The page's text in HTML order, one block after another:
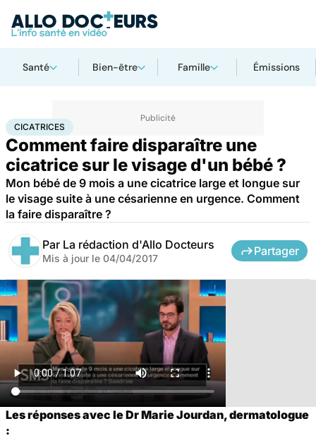
Santé Bien-être Famille Émissions
AccueilSanté Cicatrices
CICATRICES
Comment faire disparaître une
cicatrice sur le visage d'un bébé ?
Mon bébé de 9 mois a une cicatrice large et longue sur
le visage suite à une césarienne en urgence. Comment
la faire disparaître ?
Par La rédaction d'Allo Docteurs
Mis à jour le 04/04/2017
Partager
Les réponses avec le Dr Marie Jourdan, dermatologue
: